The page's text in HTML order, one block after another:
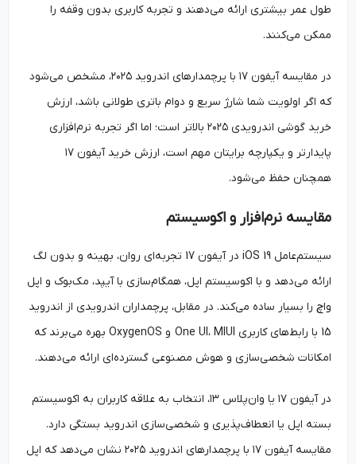
طول عمر بیشتری ارائه می‌دهند و تجربه کاربری بدون وقفه را
ممکن می‌کنند.
در مقایسه آیفون ۱۷ با پرچمدارهای اندروید ۲۰۲۵، مشخص می‌شود
که اگر اولویت شما شارژ سریع و دوام باتری طولانی باشد، ارزش
خرید گوشی اندرویدی ۲۰۲۵ بالاتر است؛ اما اگر تجربه نرم‌افزاری
پایدارتر و یکپارچه برایتان مهم است، ارزش خرید آیفون ۱۷
همچنان حفظ می‌شود.
مقایسه نرم‌افزار و اکوسیستم
سیستم‌عامل iOS 19 در آیفون 17 تجربه‌ای روان، بهینه و بدون لگ
ارائه می‌دهد و با اکوسیستم اپل، همگام‌سازی با آیپد، مک‌بوک و اپل
واچ را بسیار ساده می‌کند. در مقابل، پرچمداران اندرویدی از اندروید
15 با رابط‌های کاربری One UI، MIUI و OxygenOS بهره می‌برند که
امکانات شخصی‌سازی و هوش مصنوعی گسترده‌ای ارائه می‌دهند.
در آیفون ۱۷ یا وان‌پلاس ۱۳، انتخاب به علاقه کاربران به اکوسیستم
بسته اپل یا انعطاف‌پذیری و شخصی‌سازی اندروید بستگی دارد.
مقایسه آیفون ۱۷ با پرچمدارهای اندروید ۲۰۲۵ نشان می‌دهد که اپل